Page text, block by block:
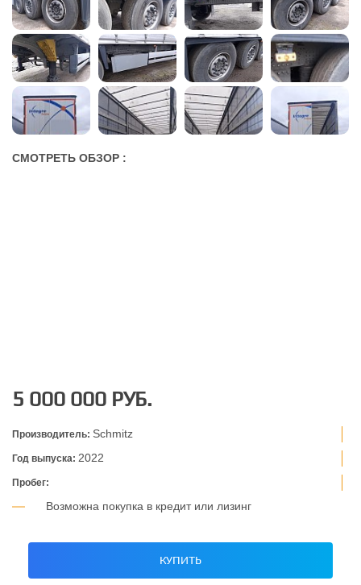
СМОТРЕТЬ ОБЗОР :
5 000 000 РУБ.
Производитель: Schmitz
Год выпуска: 2022
Пробег:
Возможна покупка в кредит или лизинг
КУПИТЬ